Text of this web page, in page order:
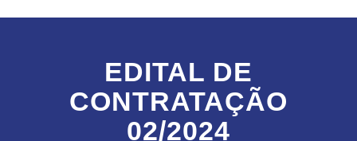
EDITAL DE
CONTRATAÇÃO
02/2024